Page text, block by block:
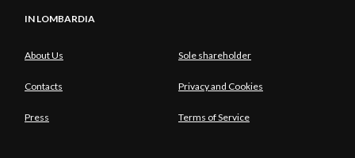
IN LOMBARDIA
About Us Sole shareholder
Contacts Privacy and Cookies
Press Terms of Service